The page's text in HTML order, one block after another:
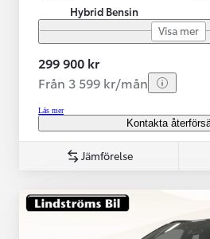
Hybrid Bensin
Visa mer
299 900 kr
Från 3 599 kr/mån
Läs mer
Kontakta
Jämförelse